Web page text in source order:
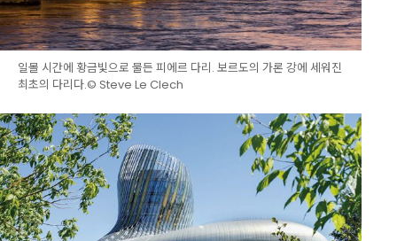
일몰 시간에 황금빛으로 물든 피에르 다리. 보르도의 가론 강에 세워진
최초의 다리다.© Steve Le Clech